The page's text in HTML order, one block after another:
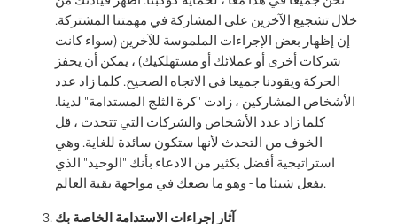
خلال تشجيع الآخرين على المشاركة في مهمتنا المشتركة.
إن إظهار بعض الإجراءات الملموسة للآخرين (سواء كانت
شركات أخرى أو عملائك أو مستهلكيك) ، يمكن أن يحفز
الحركة ويقودنا جميعا في الاتجاه الصحيح. كلما زاد عدد
الأشخاص المشاركين ، زادت "كرة الثلج المستدامة" لدينا.
كلما زاد عدد الأشخاص والشركات التي تتحدث ، قل
الخوف من التحدث لأنها ستكون سائدة للغاية. وهي
استراتيجية أفضل بكثير من الادعاء بأنك "الوحيد" الذي
يفعل شيئا ما - وهو ما يضعك في مواجهة بقية العالم.
آثار إجراءات الاستدامة الخاصة بك